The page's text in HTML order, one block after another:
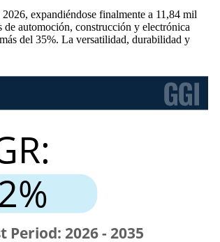
expandiéndose finalmente a 11,84 mil
de automoción, construcción y electrónica
del 35%. La versatilidad, durabilidad y